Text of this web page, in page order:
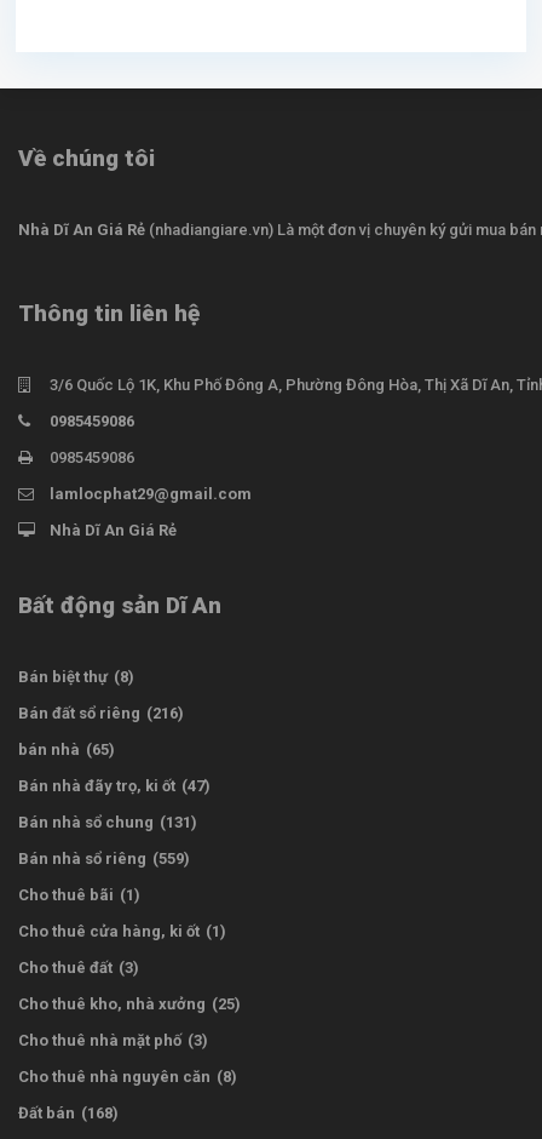
Về chúng tôi
Nhà Dĩ An Giá Rẻ (nhadiangiare.vn) Là một đơn vị chuyên ký gửi mua
Thông tin liên hệ
3/6 Quốc Lộ 1K, Khu Phố Đông A, Phường Đông Hòa, Thị Xã Dĩ An,
0985459086
0985459086
lamlocphat29@gmail.com
Nhà Dĩ An Giá Rẻ
Bất động sản Dĩ An
Bán biệt thự (8)
Bán đất sổ riêng (216)
bán nhà (65)
Bán nhà đãy trọ, ki ốt (47)
Bán nhà sổ chung (131)
Bán nhà sổ riêng (559)
Cho thuê bãi (1)
Cho thuê cửa hàng, ki ốt (1)
Cho thuê đất (3)
Cho thuê kho, nhà xưởng (25)
Cho thuê nhà mặt phố (3)
Cho thuê nhà nguyên căn (8)
Đất bán (168)